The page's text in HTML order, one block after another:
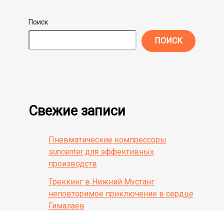
Поиск
ПОИСК
Свежие записи
Пневматические компрессоры
suncenter для эффективных
производств
Треккинг в Нижний Мустанг
неповторимое приключение в сердце
Гималаев